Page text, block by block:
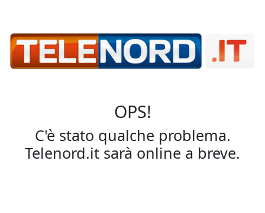
OPS!
C'è stato qualche problema.
Telenord.it sarà online a breve.